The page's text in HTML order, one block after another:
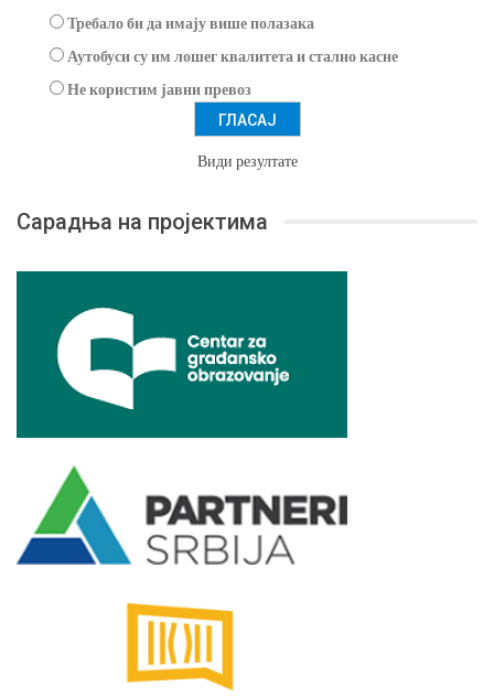
Требало би да имају више полазака
Аутобуси су им лошег квалитета и стално касне
Не користим јавни превоз
Види резултате
Сарадња на пројектима